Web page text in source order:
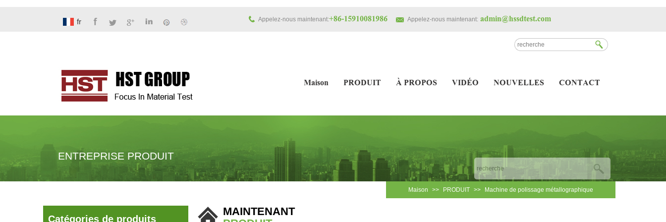
fr Appelez-nous maintenant:+86-15910081986 Appelez-nous maintenant: admin@hssdtest.com
Maison PRODUIT À PROPOS VIDÉO NOUVELLES CONTACT
ENTREPRISE PRODUIT
Maison >> PRODUIT >> Machine de polissage métallographique
Catégories de produits
MAINTENANT